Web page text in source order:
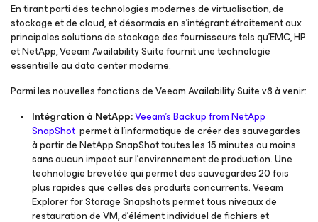
En tirant parti des technologies modernes de virtualisation, de
stockage et de cloud, et désormais en s’intégrant étroitement aux
principales solutions de stockage des fournisseurs tels qu’EMC, HP
et NetApp, Veeam Availability Suite fournit une technologie
essentielle au data center moderne.
Parmi les nouvelles fonctions de Veeam Availability Suite v8 à venir:
Intégration à NetApp:Veeam’s Backup from NetApp
SnapShot permet à l’informatique de créer des sauvegardes
à partir de NetApp SnapShot toutes les 15 minutes ou moins
sans aucun impact sur l’environnement de production. Une
technologie brevetée qui permet des sauvegardes 20 fois
plus rapides que celles des produits concurrents. Veeam
Explorer for Storage Snapshots permet tous niveaux de
restauration de VM, d’élément individuel de fichiers et